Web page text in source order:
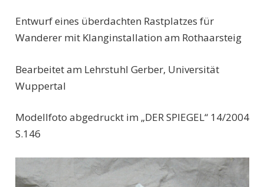
Entwurf eines überdachten Rastplatzes für
Wanderer mit Klanginstallation am Rothaarsteig
Bearbeitet am Lehrstuhl Gerber, Universität
Wuppertal
Modellfoto abgedruckt im „DER SPIEGEL“ 14/2004
S.146